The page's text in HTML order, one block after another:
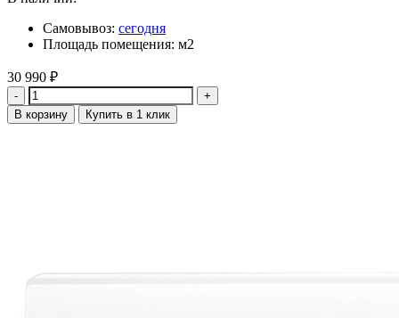
Самовывоз: сегодня
Площадь помещения: м2
30 990 ₽
Количество
В корзину Купить в 1 клик